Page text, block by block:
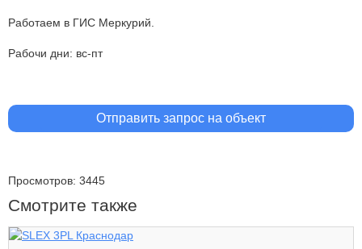
Работаем в ГИС Меркурий.
Рабочи дни: вс-пт
Отправить запрос на объект
Просмотров: 3445
Смотрите также